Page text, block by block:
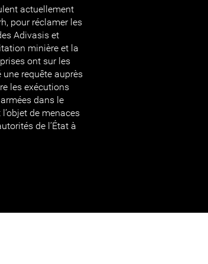
actuellement
pour réclamer les
Adivasis et
minière et la
ont sur les
requête auprès
les exécutions
dans le
de menaces
de l’État à